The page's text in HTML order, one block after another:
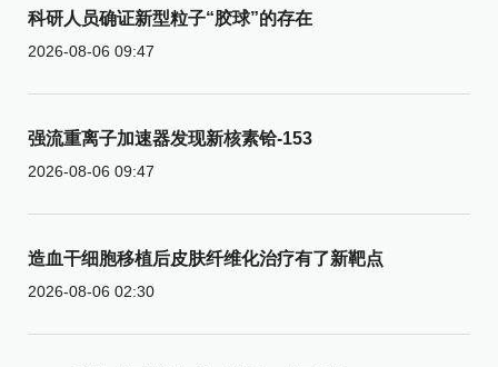
科研人员确证新型粒子“胶球”的存在
2026-08-06 09:47
强流重离子加速器发现新核素铪-153
2026-08-06 09:47
造血干细胞移植后皮肤纤维化治疗有了新靶点
2026-08-06 02:30